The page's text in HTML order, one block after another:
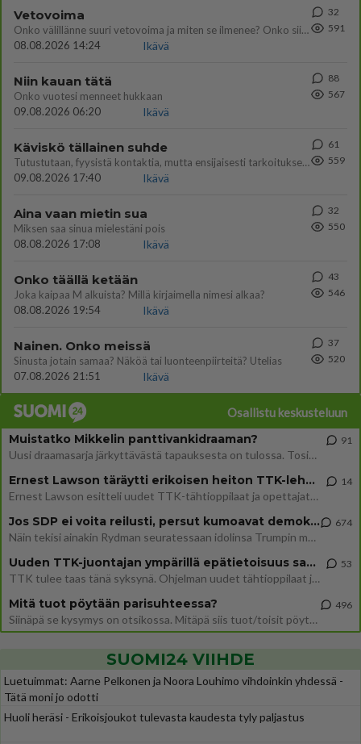
Vetovoima
Onko välillänne suuri vetovoima ja miten se ilmenee? Onko siitä haittaa?
08.08.2026 14:24
Ikävä
32
591
Niin kauan tätä
Onko vuotesi menneet hukkaan
09.08.2026 06:20
Ikävä
88
567
Käviskö tällainen suhde
Tutustutaan, fyysistä kontaktia, mutta ensijaisesti tarkoituksena ei ole aloittaa mitään virallista tai rikkoa mitään? E
09.08.2026 17:40
Ikävä
61
559
Aina vaan mietin sua
Miksen saa sinua mielestäni pois
08.08.2026 17:08
Ikävä
32
550
Onko täällä ketään
Joka kaipaa M alkuista? Millä kirjaimella nimesi alkaa?
08.08.2026 19:54
Ikävä
43
546
Nainen. Onko meissä
Sinusta jotain samaa? Näköä tai luonteenpiirteitä? Utelias
07.08.2026 21:51
Ikävä
37
520
Osallistu keskusteluun
Muistatko Mikkelin panttivankidraaman?
Uusi draamasarja järkyttävästä tapauksesta on tulossa. Tositapahtumiin perustuva sarja ammentaa vuoden 1986 Mikkelin pan
91
Ernest Lawson täräytti erikoisen heiton TTK-lehdistötilaisuudessa: " Onko tässä tarkoituksena...?"
Ernest Lawson esitteli uudet TTK-tähtioppilaat ja opettajat torstaina 6.8. lehdistölle. Tulevalla kaudella on yksi hausk
14
Jos SDP ei voita reilusti, persut kumoavat demokratian Suomesta
Näin tekisi ainakin Rydman seuratessaan idolinsa Trumpin mallia https://www.is.fi/politiikka/art-2000012187244.html
674
Uuden TTK-juontajan ympärillä epätietoisuus sakenee - Nyt MTV hämmentää soppaa
TTK tulee taas tänä syksynä. Ohjelman uudet tähtioppilaat julkistetaan torstaina 6. elokuuta klo 14 alkavassa lehdistö
53
Mitä tuot pöytään parisuhteessa?
Siinäpä se kysymys on otsikossa. Mitäpä siis tuot/toisit pöytään parisuhteessa? Oletko mies vai nainen? Koetko sen mitä
496
SUOMI24 VIIHDE
Luetuimmat: Aarne Pelkonen ja Noora Louhimo vihdoinkin yhdessä -
Tätä moni jo odotti
Huoli heräsi - Erikoisjoukot tulevasta kaudesta tyly paljastus